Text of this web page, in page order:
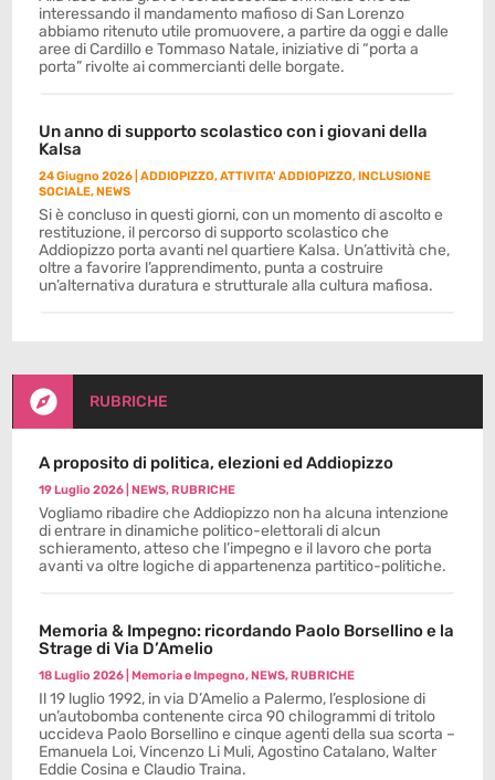
interessando il mandamento mafioso di San Lorenzo
abbiamo ritenuto utile promuovere, a partire da oggi e dalle
aree di Cardillo e Tommaso Natale, iniziative di “porta a
porta” rivolte ai commercianti delle borgate.
Un anno di supporto scolastico con i giovani della
Kalsa
24 Giugno 2026 |ADDIOPIZZO,ATTIVITA' ADDIOPIZZO,INCLUSIONE
SOCIALE,NEWS
Si è concluso in questi giorni, con un momento di ascolto e
restituzione, il percorso di supporto scolastico che
Addiopizzo porta avanti nel quartiere Kalsa. Un’attività che,
oltre a favorire l’apprendimento, punta a costruire
un’alternativa duratura e strutturale alla cultura mafiosa.
 RUBRICHE
A proposito di politica, elezioni ed Addiopizzo
19 Luglio 2026 |NEWS,RUBRICHE
Vogliamo ribadire che Addiopizzo non ha alcuna intenzione
di entrare in dinamiche politico-elettorali di alcun
schieramento, atteso che l’impegno e il lavoro che porta
avanti va oltre logiche di appartenenza partitico-politiche.
Memoria & Impegno: ricordando Paolo Borsellino e la
Strage di Via D’Amelio
18 Luglio 2026 |Memoria e Impegno,NEWS,RUBRICHE
Il 19 luglio 1992, in via D’Amelio a Palermo, l’esplosione di
un’autobomba contenente circa 90 chilogrammi di tritolo
uccideva Paolo Borsellino e cinque agenti della sua scorta –
Emanuela Loi, Vincenzo Li Muli, Agostino Catalano, Walter
Eddie Cosina e Claudio Traina.